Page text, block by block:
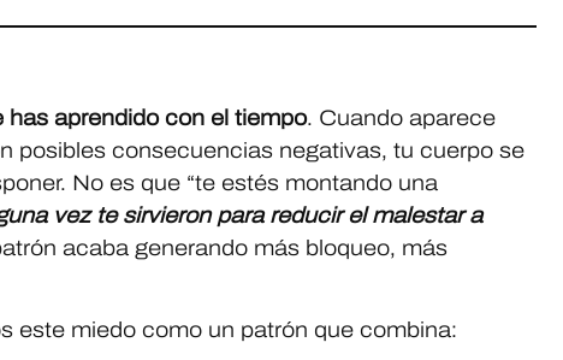
aprendido con el tiempo. Cuando aparece
posibles consecuencias negativas, tu cuerpo se
No es que “te estés montando una
vez te sirvieron para reducir el malestar a
acaba generando más bloqueo, más
este miedo como un patrón que combina: